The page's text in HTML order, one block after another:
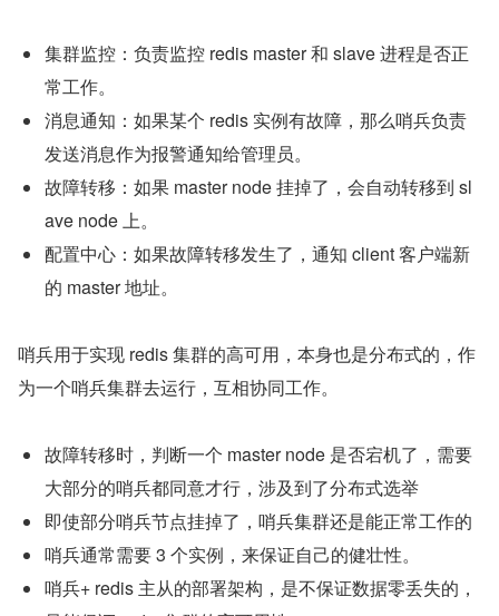
集群监控：负责监控 redis master 和 slave 进程是否正
常工作。
消息通知：如果某个 redis 实例有故障，那么哨兵负责
发送消息作为报警通知给管理员。
故障转移：如果 master node 挂掉了，会自动转移到 sl
ave node 上。
配置中心：如果故障转移发生了，通知 client 客户端新
的 master 地址。
哨兵用于实现 redis 集群的高可用，本身也是分布式的，作
为一个哨兵集群去运行，互相协同工作。
故障转移时，判断一个 master node 是否宕机了，需要
大部分的哨兵都同意才行，涉及到了分布式选举
即使部分哨兵节点挂掉了，哨兵集群还是能正常工作的
哨兵通常需要 3 个实例，来保证自己的健壮性。
哨兵+ redis 主从的部署架构，是不保证数据零丢失的，